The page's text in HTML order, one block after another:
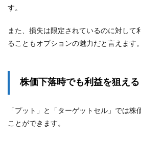
す。
また、損失は限定されているのに対して
ることもオプションの魅力だと言えます。
株価下落時でも利益を狙える
「プット」と「ターゲットセル」では株
ことができます。